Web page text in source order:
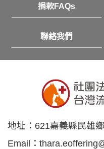
捐款FAQs
聯絡我們
地址： 621嘉義縣民雄
Email：